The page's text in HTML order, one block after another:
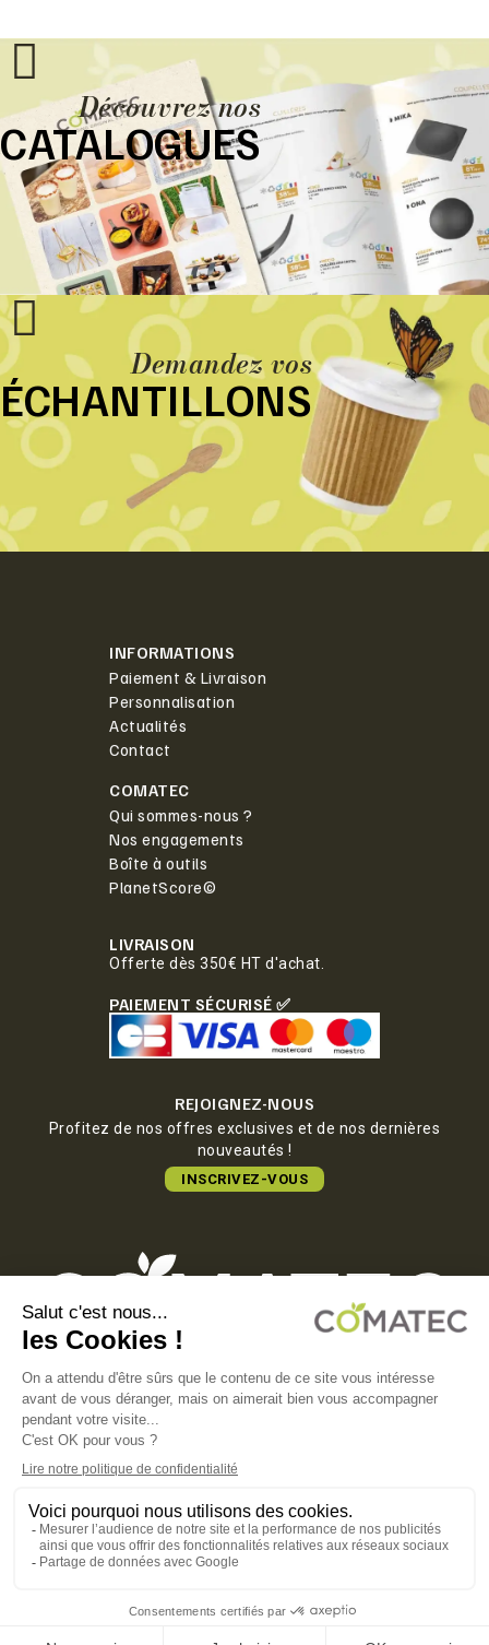
Découvrez nos
CATALOGUES
Demandez vos
ÉCHANTILLONS
INFORMATIONS
Paiement & Livraison
Personnalisation
Actualités
Contact
COMATEC
Qui sommes-nous ?
Nos engagements
Boîte à outils
PlanetScore©
LIVRAISON
Offerte dès 350€ HT d'achat.
PAIEMENT SÉCURISÉ ✅
REJOIGNEZ-NOUS
Profitez de nos offres exclusives et de nos dernières
nouveautés !
INSCRIVEZ-VOUS
COMATEC PACKAGING
Boulevard François-Xavier Fafeur
11000 Carcassonne, FRANCE
POLITIQUE DE CONFIDENTIALITÉ
POLITIQUE EN MATIÈRE DE COOKIES
CGV